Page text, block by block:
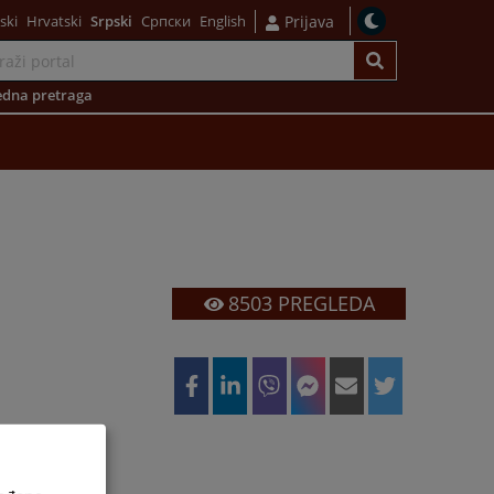
Hrvatski Srpski Српски English Prijava
pretraga
8503PREGLEDA